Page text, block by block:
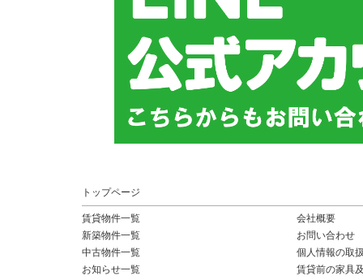
トップページ
賃貸物件一覧
新築物件一覧
中古物件一覧
お知らせ一覧
会社概要
お問い合わせ
個人情報の取
賃貸前の家具